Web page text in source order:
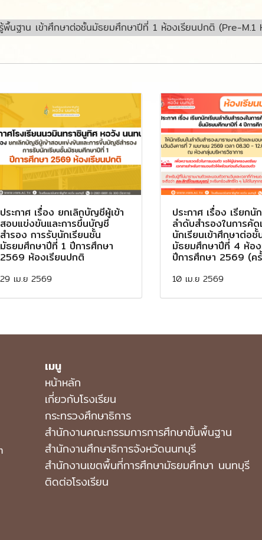
พื้นฐาน เข้าศึกษาต่อชั้นมัธยมศึกษาปีที่ 1 ห้องเรียนปกติ (Pre-
ประกาศ เรื่อง ยกเลิกบัญชีผู้เข้า
สอบแข่งขันและการขึ้นบัญชี
สำรอง การรับนักเรียนชั้น
มัธยมศึกษาปีที่ 1 ปีการศึกษา
2569 ห้องเรียนปกติ
29 เม.ย 2569
ประกาศ เรื่อง เรียกนั
ลำดับสำรองในการคัด
นักเรียนเข้าศึกษาต่อชั้
มัธยมศึกษาปีที่ 4 ห้อ
ปีการศึกษา 2569 (ค
10 เม.ย 2569
เมนู
หน้าหลัก
เกี่ยวกับโรงเรียน
กระทรวงศึกษาธิการ
สำนักงานคณะกรรมการการศึกษาขั้นพื้นฐาน
สำนักงานศึกษาธิการจังหวัดนนทบุรี
สํานักงานเขตพื้นที่การศึกษามัธยมศึกษา นนทบุรี
ติดต่อโรงเรียน